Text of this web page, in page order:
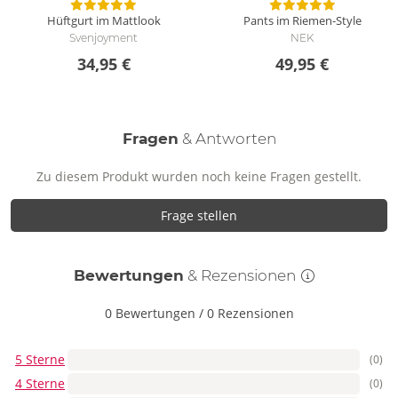
Hüftgurt im Mattlook
Svenjoyment
34,95 €
Pants im Riemen-Style
NEK
49,95 €
Fragen & Antworten
Zu diesem Produkt wurden noch keine Fragen gestellt.
Frage stellen
Bewertungen & Rezensionen
0 Bewertungen / 0 Rezensionen
5 Sterne (0)
4 Sterne (0)